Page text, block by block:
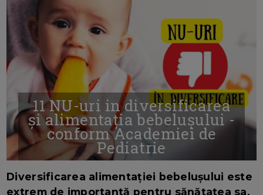
11 NU-uri in diversificarea
și alimentația bebelușului -
conform Academiei de
Pediatrie
Diversificarea alimentației bebelușului este
extrem de importantă pentru sănătatea sa.